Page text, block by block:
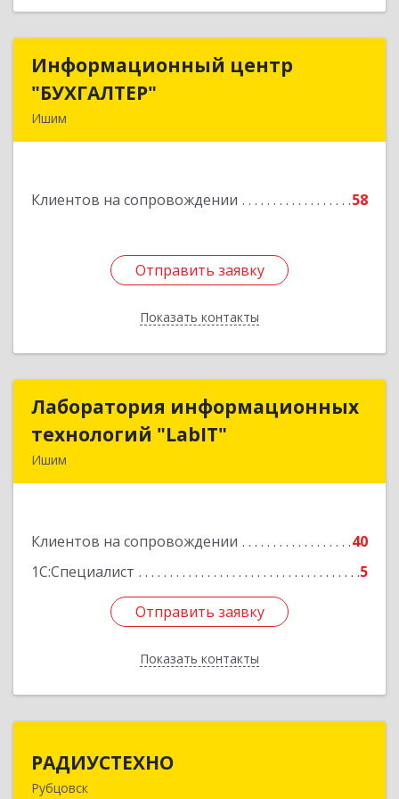
Информационный центр
"БУХГАЛТЕР"
Ишим
Клиентов на сопровождении 58
Отправить заявку
Показать контакты
Информационный центр
Подробнее
Отправить заявку
Назад
Лаборатория информационных
технологий "LabIT"
Ишим
Клиентов на сопровождении
40
1С:Специалист
5
Отправить заявку
Показать контакты
Лаборатория информационных
технологий "LabIT"
Подробнее
Отправить заявку
Назад
РАДИУСТЕХНО
Рубцовск
658225, Алтайский край, Рубцовск г, Ленина пр-